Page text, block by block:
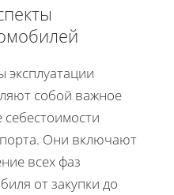
эксплуатации
собой важное
Они включают
всех фаз
от закупки до